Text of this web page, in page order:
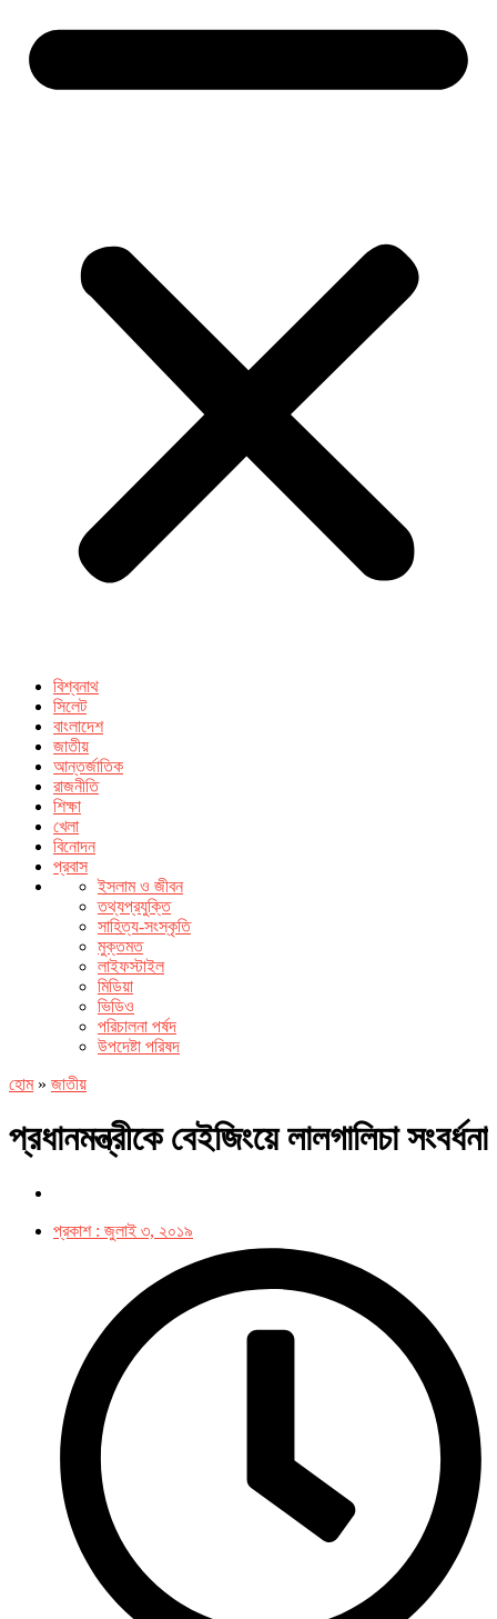
বিশ্বনাথ
সিলেট
বাংলাদেশ
জাতীয়
আন্তর্জাতিক
রাজনীতি
শিক্ষা
খেলা
বিনোদন
প্রবাস
ইসলাম ও জীবন
তথ্যপ্রযুক্তি
সাহিত্য-সংস্কৃতি
মুক্তমত
লাইফস্টাইল
মিডিয়া
ভিডিও
পরিচালনা পর্ষদ
উপদেষ্টা পরিষদ
হোম» জাতীয়
প্রধানমন্ত্রীকে বেইজিংয়ে লালগালিচা সংবর্ধনা
প্রকাশ : জুলাই ৩, ২০১৯